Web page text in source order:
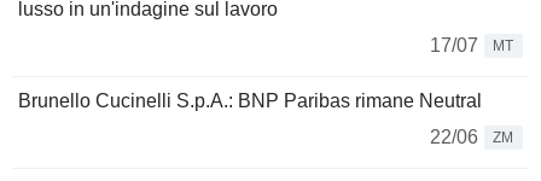
lusso in un'indagine sul lavoro
17/07
MT
Brunello Cucinelli S.p.A.: BNP Paribas rimane Neutral
22/06
ZM